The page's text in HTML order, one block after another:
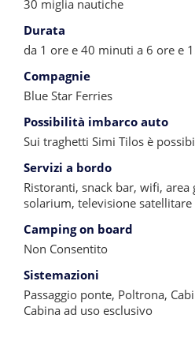
30 miglia nautiche
Durata
da 1 ore e 40 minuti a 6 ore e
Compagnie
Blue Star Ferries
Possibilità imbarco auto
Sui traghetti Simi Tilos è
Servizi a bordo
Ristoranti, snack bar, wifi,
solarium, televisione satellitare
Camping on board
Non Consentito
Sistemazioni
Passaggio ponte, Poltrona,
Cabina ad uso esclusivo